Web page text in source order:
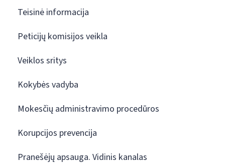
Teisinė informacija
Peticijų komisijos veikla
Veiklos sritys
Kokybės vadyba
Mokesčių administravimo procedūros
Korupcijos prevencija
Pranešėjų apsauga. Vidinis kanalas